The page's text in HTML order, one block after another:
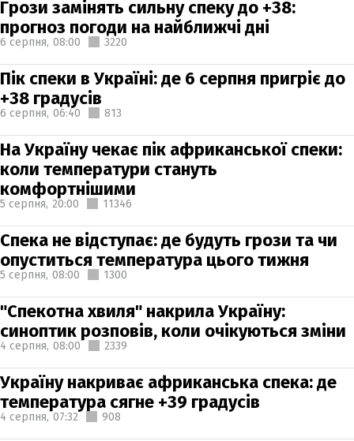
Грози замінять сильну спеку до +38:
прогноз погоди на найближчі дні
6 серпня, 08:00 3220
Пік спеки в Україні: де 6 серпня пригріє до
+38 градусів
6 серпня, 06:40 813
На Україну чекає пік африканської спеки:
коли температури стануть
комфортнішими
5 серпня, 20:00 11346
Спека не відступає: де будуть грози та чи
опуститься температура цього тижня
5 серпня, 08:00 1300
"Спекотна хвиля" накрила Україну:
синоптик розповів, коли очікуються зміни
4 серпня, 08:00 2339
Україну накриває африканська спека: де
температура сягне +39 градусів
4 серпня, 07:32 908